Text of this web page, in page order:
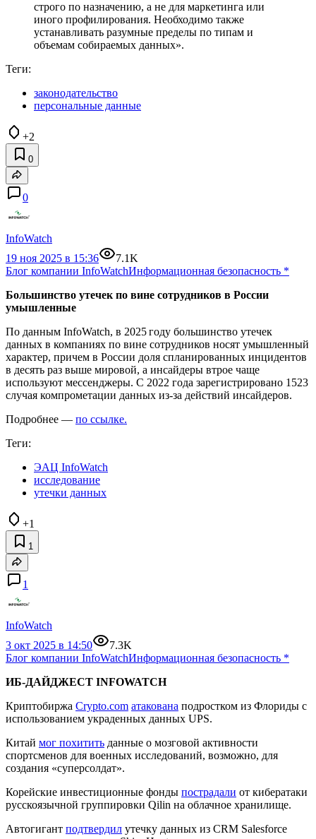
строго по назначению, а не для маркетинга или
иного профилирования. Необходимо также
устанавливать разумные пределы по типам и
объемам собираемых данных».
Теги:
законодательство
персональные данные
+2
0
0
InfoWatch
19 ноя 2025 в 15:36
7.1K
Блог компании InfoWatchИнформационная безопасность *
Большинство утечек по вине сотрудников в России
умышленные
По данным InfoWatch, в 2025 году большинство утечек
данных в компаниях по вине сотрудников носят умышленный
характер, причем в России доля спланированных инцидентов
в десять раз выше мировой, а инсайдеры втрое чаще
используют мессенджеры. С 2022 года зарегистрировано 1523
случая компрометации данных из-за действий инсайдеров.
Подробнее — по ссылке.
Теги:
ЭАЦ InfoWatch
исследование
утечки данных
+1
1
1
InfoWatch
3 окт 2025 в 14:50
7.3K
Блог компании InfoWatchИнформационная безопасность *
ИБ-ДАЙДЖЕСТ INFOWATCH
Криптобиржа Crypto.com атакована подростком из Флориды с
использованием украденных данных UPS.
Китай мог похитить данные о мозговой активности
спортсменов для военных исследований, возможно, для
создания «суперсолдат».
Корейские инвестиционные фонды пострадали от кибератаки
русскоязычной группировки Qilin на облачное хранилище.
Автогигант подтвердил утечку данных из CRM Salesforce